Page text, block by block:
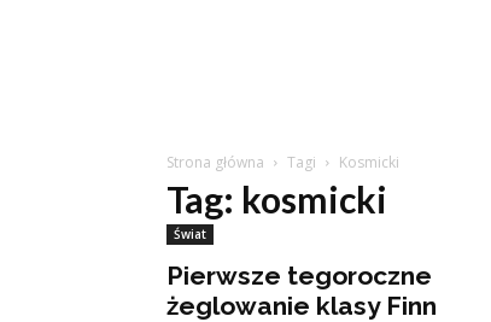
Strona główna Tagi Kosmicki
Tag: kosmicki
Świat
Pierwsze tegoroczne
żeglowanie klasy Finn